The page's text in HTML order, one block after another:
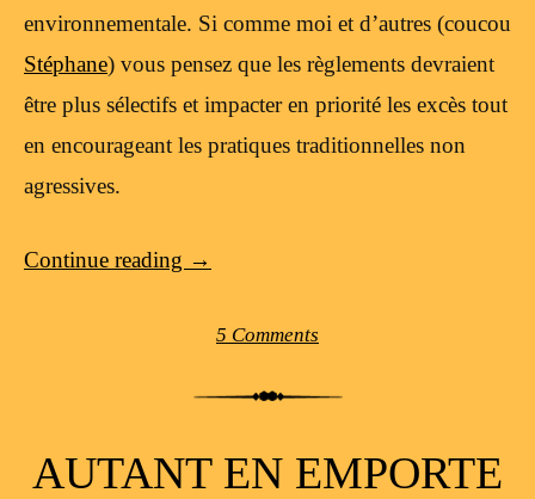
environnementale. Si comme moi et d’autres (coucou
Stéphane) vous pensez que les règlements devraient
être plus sélectifs et impacter en priorité les excès tout
en encourageant les pratiques traditionnelles non
agressives.
Continue reading →
5 Comments
AUTANT EN EMPORTE